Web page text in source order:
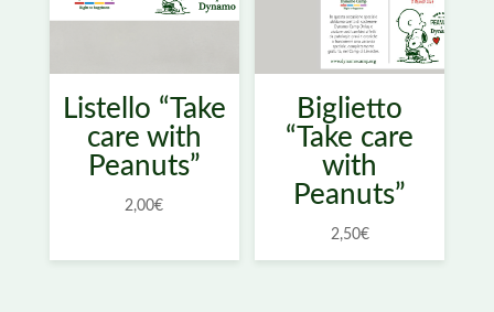
Listello “Take
care with
Peanuts”
2,00€
Biglietto
“Take care
with
Peanuts”
2,50€